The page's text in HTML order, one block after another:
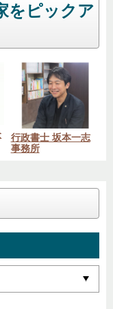
をピックア
行政書士 坂本一志
事務所